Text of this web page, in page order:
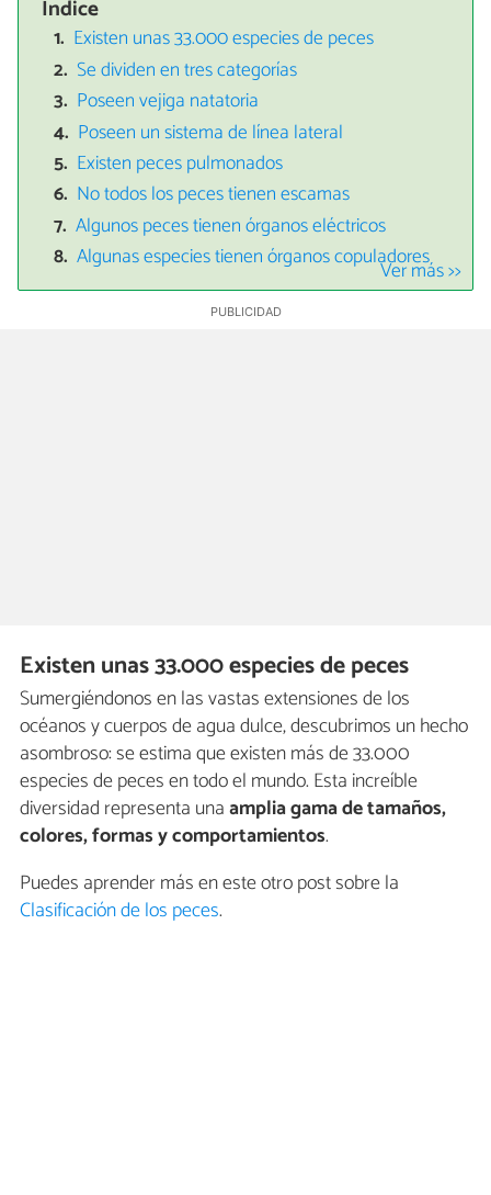
Índice
Existen unas 33.000 especies de peces
Se dividen en tres categorías
Poseen vejiga natatoria
Poseen un sistema de línea lateral
Existen peces pulmonados
No todos los peces tienen escamas
Algunos peces tienen órganos eléctricos
Algunas especies tienen órganos copuladores
Ver más >>
Existen unas 33.000 especies de peces
Sumergiéndonos en las vastas extensiones de los
océanos y cuerpos de agua dulce, descubrimos un hecho
asombroso: se estima que existen más de 33.000
especies de peces en todo el mundo. Esta increíble
diversidad representa unaamplia gama de tamaños,
colores, formas y comportamientos.
Puedes aprender más en este otro post sobre la
Clasificación de los peces.